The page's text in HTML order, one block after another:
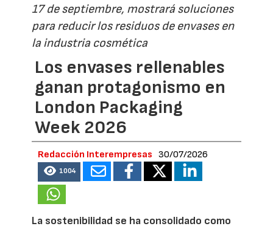
17 de septiembre, mostrará soluciones
para reducir los residuos de envases en
la industria cosmética
Los envases rellenables
ganan protagonismo en
London Packaging
Week 2026
Redacción Interempresas 30/07/2026
1004
La sostenibilidad se ha consolidado como